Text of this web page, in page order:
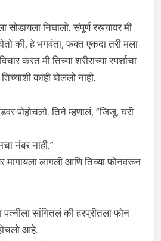
सोडायला निघालो. संपूर्ण रस्त्यावर मी
की, हे भगवंता, फक्त एकदा तरी मला
करत मी तिच्या शरीराच्या स्पर्शाचा
काही बोललो नाही.
पोहोचलो. तिने म्हणालं, “जिजू, घरी
नंबर नाही.”
मागायला लागली आणि तिच्या फोनवरून
पत्नीला सांगितलं की हरप्रीतला फोन
आहे.